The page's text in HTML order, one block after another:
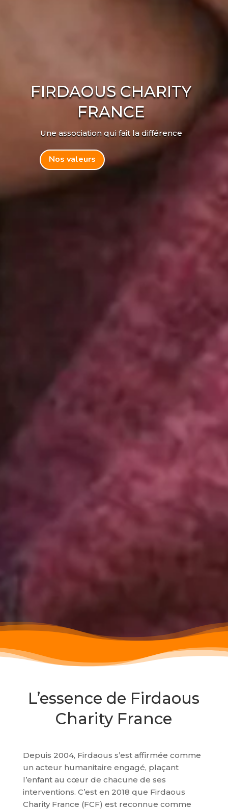
FIRDAOUS CHARITY
FRANCE
Une association qui fait la différence
Nos valeurs
L’essence de Firdaous
Charity France
Depuis 2004, Firdaous s’est affirmée comme
un acteur humanitaire engagé, plaçant
l’enfant au cœur de chacune de ses
interventions. C’est en 2018 que Firdaous
Charity France (FCF) est reconnue comme